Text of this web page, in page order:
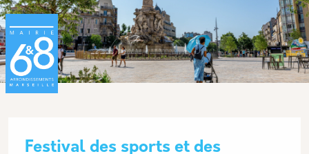
Aller au contenu principal
Festival des sports et des
Panneau de gestion des cookies